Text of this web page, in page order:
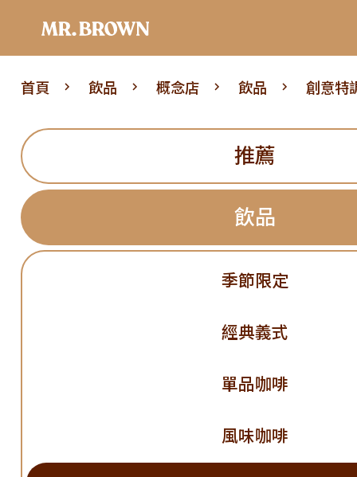
首頁 飲品 概念店 飲品 創意特
推薦
飲品
季節限定
經典義式
單品咖啡
風味咖啡